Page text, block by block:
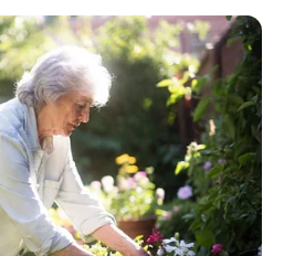
วันคล้ายวันสำเร็จ
ตว์กวนอิม